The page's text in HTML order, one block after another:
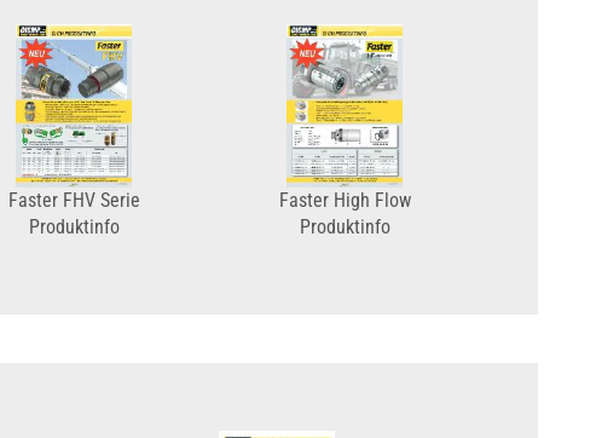
Faster FHV Serie
Produktinfo
Faster High Flow
Produktinfo